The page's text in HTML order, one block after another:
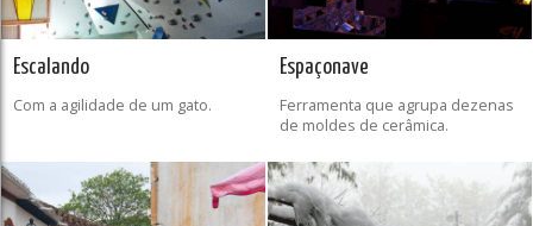
Escalando
Com a agilidade de um gato.
Espaçonave
Ferramenta que agrupa dezenas
de moldes de cerâmica.